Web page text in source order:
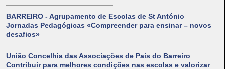
BARREIRO - Agrupamento de Escolas de St António
Jornadas Pedagógicas «Compreender para ensinar – novos
desafios»
União Concelhia das Associações de Pais do Barreiro
Contribuir para melhores condições nas escolas e valorizar